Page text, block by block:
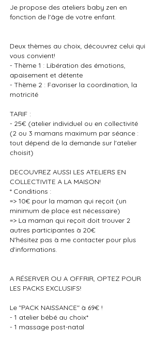
Je propose des ateliers baby zen en
fonction de l'âge de votre enfant.
Deux thèmes au choix, découvrez celui qui
vous convient!
- Thème 1 : Libération des émotions,
apaisement et détente
- Thème 2 : Favoriser la coordination, la
motricité
TARIF :
- 25€ (atelier individuel ou en collectivité
(2 ou 3 mamans maximum par séance :
tout dépend de la demande sur l'atelier
choisit)
DECOUVREZ AUSSI LES ATELIERS EN
COLLECTIVITE A LA MAISON!
* Conditions :
=> 10€ pour la maman qui reçoit (un
minimum de place est nécessaire)
=> La maman qui reçoit doit trouver 2
autres participantes à 20€
N'hésitez pas à me contacter pour plus
d'informations.
A RÉSERVER OU A OFFRIR, OPTEZ POUR
LES PACKS EXCLUSIFS!
​Le "PACK NAISSANCE" à 69€ !
- 1 atelier bébé au choix*
- 1 massage post-natal